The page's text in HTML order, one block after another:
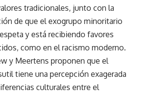
tradicionales, junto con la
de que el exogrupo minoritario
y está recibiendo favores
como en el racismo moderno.
y Meertens proponen que el
tiene una percepción exagerada
culturales entre el